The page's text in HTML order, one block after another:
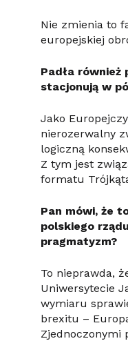
Nie zmienia to
europejskiej
Padła również
stacjonują w
Jako
nierozerwalny
logiczną
Z tym jest
formatu
Pan mówi, że
polskiego
pragmatyzm?
To nieprawda,
Uniwersytecie
wymiaru
brexitu –
Zjednoczonymi